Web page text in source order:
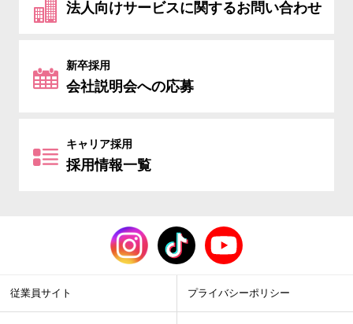
法人向けサービスに関するお問い合わせ
新卒採用
会社説明会への応募
キャリア採用
採用情報一覧
従業員サイト プライバシーポリシー